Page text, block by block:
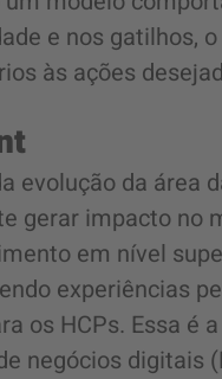
e nos gatilhos,
às ações
evolução da área
gerar impacto no
em nível
experiências
os HCPs. Essa é
negócios digitais